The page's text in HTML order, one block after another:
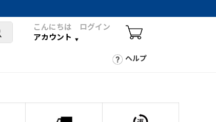
こんにちは ログイン
アカウント
ヘルプ